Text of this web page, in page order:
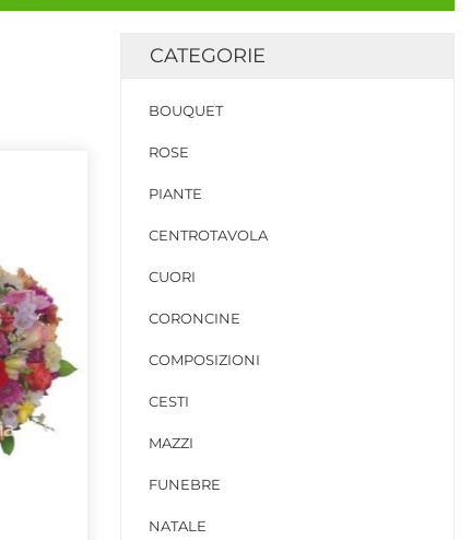
CATEGORIE
BOUQUET
ROSE
PIANTE
CENTROTAVOLA
CUORI
CORONCINE
COMPOSIZIONI
CESTI
MAZZI
FUNEBRE
NATALE